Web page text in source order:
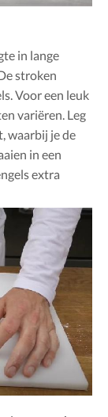
in lange
stroken
Voor een leuk
variëren. Leg
waarbij je de
in een
extra